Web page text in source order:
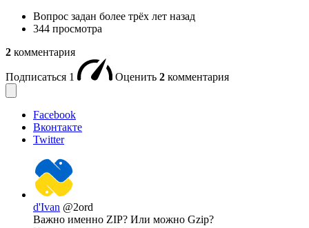
Вопрос задан более трёх лет назад
344 просмотра
2 комментария
Подписаться 1 Оценить 2 комментария
Facebook
Вконтакте
Twitter
d'Ivan @2ord
Важно именно ZIP? Или можно Gzip?